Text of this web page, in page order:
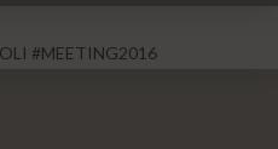
#MEETING2016